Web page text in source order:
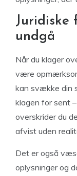
Juridiske
undgå
Når du klager
være
kan svække din
klagen for sent
overskrider du
afvist uden
Det er også
oplysninger og